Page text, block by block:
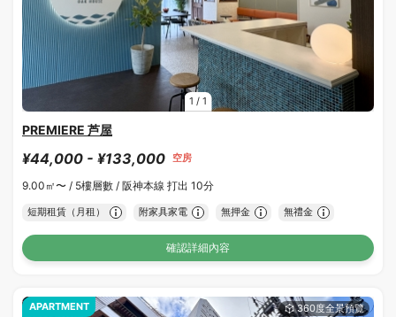
1 / 1
PREMIERE 芦屋
¥44,000 - ¥133,000 空房
9.00㎡〜 / 5樓層數 / 阪神本線 打出 10分
短期租賃（月租） 附家具家電 無押金 無禮金
確認詳細內容
APARTMENT